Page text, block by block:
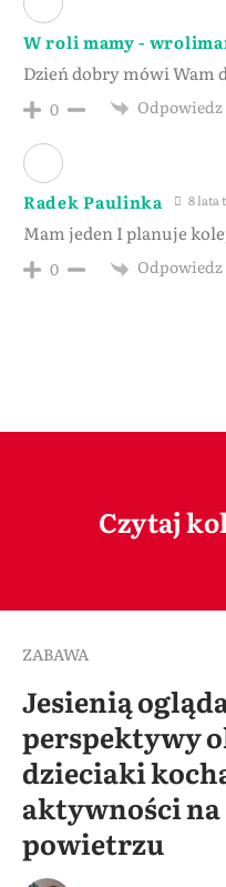
W roli mamy -
Dzień dobry mówi Wam
0 Odpowiedz
Radek Paulinka 8 lata
Mam jeden I planuje
0 Odpowiedz
Czytaj
ZABAWA
Jesienią
perspektywy
dzieciaki
aktywności
powietrzu